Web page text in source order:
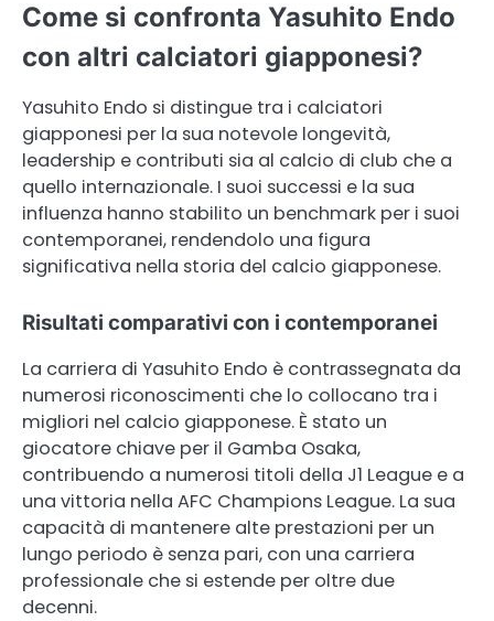
Come si confronta Yasuhito Endo
con altri calciatori giapponesi?
Yasuhito Endo si distingue tra i calciatori
giapponesi per la sua notevole longevità,
leadership e contributi sia al calcio di club che a
quello internazionale. I suoi successi e la sua
influenza hanno stabilito un benchmark per i suoi
contemporanei, rendendolo una figura
significativa nella storia del calcio giapponese.
Risultati comparativi con i contemporanei
La carriera di Yasuhito Endo è contrassegnata da
numerosi riconoscimenti che lo collocano tra i
migliori nel calcio giapponese. È stato un
giocatore chiave per il Gamba Osaka,
contribuendo a numerosi titoli della J1 League e a
una vittoria nella AFC Champions League. La sua
capacità di mantenere alte prestazioni per un
lungo periodo è senza pari, con una carriera
professionale che si estende per oltre due
decenni.